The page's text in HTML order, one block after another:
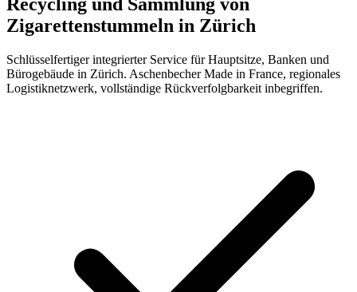
Zigarettenstummeln in Zürich
Schlüsselfertiger integrierter Service für Hauptsitze, Banken und
Bürogebäude in Zürich. Aschenbecher Made in France, regionales
Logistiknetzwerk, vollständige Rückverfolgbarkeit inbegriffen.